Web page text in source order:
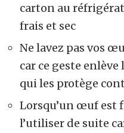
carton au
frais et sec
Ne lavez pas vos
car ce geste
qui les protège
Lorsqu’un œuf est
l’utiliser de suite